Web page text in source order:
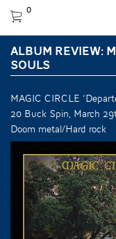
0
ALBUM REVIEW:
SOULS
MAGIC CIRCLE
20 Buck Spin, March
Doom metal/Hard rock